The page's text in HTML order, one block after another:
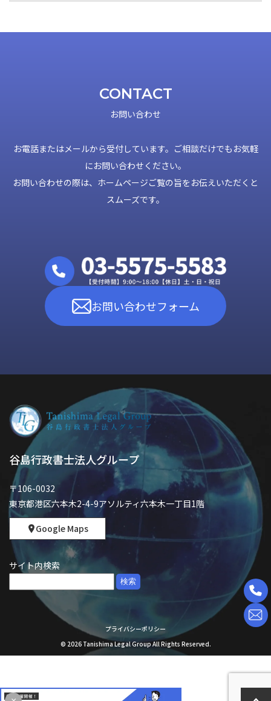
CONTACT
お問い合わせ
お電話またはメールから受付しています。ご相談だけでもお気軽
にお問い合わせください。
お問い合わせの際は、ホームページご覧の旨をお伝えいただくと
スムーズです。
お問い合わせフォーム
谷島行政書士法人グループ
〒106-0032
東京都港区六本木2-4-9アソルティ六本木一丁目1階
Google Maps
サイト内検索
プライバシーポリシー
© 2026Tanishima Legal Group All Rights Reserved.